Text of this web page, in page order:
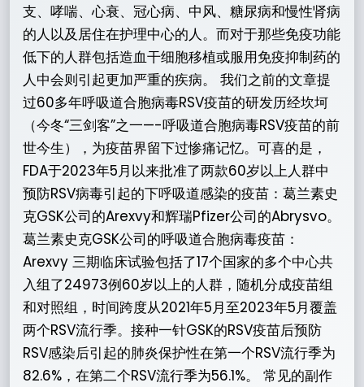
支、哮喘、心衰、冠心病、中风、糖尿病和慢性肾病
的人以及居住在护理中心的人。而对于那些免疫功能
低下的人群包括造血干细胞移植或服用免疫抑制药的
人中会则引起更加严重的疾病。 我们之前的文章提
过60多年呼吸道合胞病毒RSV疫苗的研发历经坎坷
（今冬“三剑客”之一—-呼吸道合胞病毒RSV疫苗的前
世今生），为疫苗界留下过惨痛记忆。可喜的是，
FDA于2023年5月以来批准了两款60岁以上人群中
预防RSV病毒引起的下呼吸道感染的疫苗：葛兰素史
克GSK公司的Arexvy和辉瑞Pfizer公司的Abrysvo。
葛兰素史克GSK公司的呼吸道合胞病毒疫苗：
Arexvy 三期临床试验包括了17个国家的多个中心共
入组了24973例60岁以上的人群，随机分成疫苗组
和对照组，时间跨度从2021年5月至2023年5月覆盖
两个RSV流行季。接种一针GSK的RSV疫苗后预防
RSV感染后引起的肺炎保护性在第一个RSV流行季为
82.6%，在第二个RSV流行季为56.1%。 常见的副作